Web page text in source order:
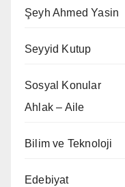
Şeyh Ahmed Yasin
Seyyid Kutup
Sosyal Konular
Ahlak – Aile
Bilim ve Teknoloji
Edebiyat